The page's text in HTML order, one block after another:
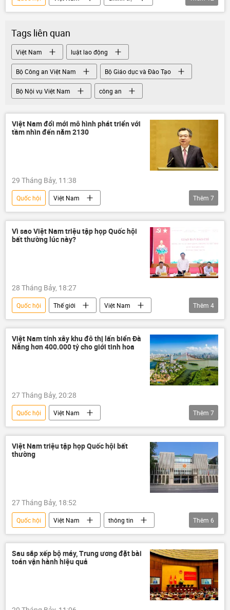
Nguyễn Mạnh Hùng
Kinh doanh
nông nghiệp
Bắc Ninh
Hà Nội
APEC
Hải Phòng
điều tra
Bộ Nội vụ Việt Nam
Ninh Thuận
nhà máy điện hạt nhân
Tags liên quan
Việt Nam luật lao động
Bộ Công an Việt Nam Bộ Giáo dục và Đào Tạo
Bộ Nội vụ Việt Nam công an
Việt Nam đổi mới mô hình phát triển với
tầm nhìn đến năm 2130
29 Tháng Bảy, 11:38
Quốc hội
Việt Nam
chiến lược phát triển kinh tế
Nguyễn Thanh Nghị
Kinh tế
tăng trưởng kinh tế
Thêm 7
Vì sao Việt Nam triệu tập họp Quốc hội
bất thường lúc này?
28 Tháng Bảy, 18:27
Quốc hội Thế giới
Việt Nam
Chính phủ
Chính trị
Chính sách
Quốc hội Việt Nam
Thêm 4
Việt Nam tính xây khu đô thị lấn biển Đà
Nẵng hơn 400.000 tỷ cho giới tinh hoa
27 Tháng Bảy, 20:28
Quốc hội
Việt Nam
Bộ trưởng Tài chính VN
Bộ Tài Chính VN
thông tin
Đà Nẵng
Kinh tế
Chính trị
Thêm 7
Việt Nam triệu tập họp Quốc hội bất
thường
27 Tháng Bảy, 18:52
Quốc hội Việt Nam
thông tin
luật
Pháp luật
Chính phủ
TAND
VKSND Tối cao Chính trị
Thêm 6
Sau sắp xếp bộ máy, Trung ương đặt bài
toán vận hành hiệu quả